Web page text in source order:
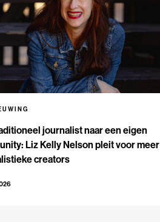
journalist naar een eigen
Liz Kelly Nelson pleit voor meer
creators